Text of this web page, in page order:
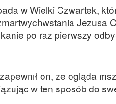
w Wielki Czwartek,
Jezusa
po raz pierwszy
on, że ogląda
w ten sposób do